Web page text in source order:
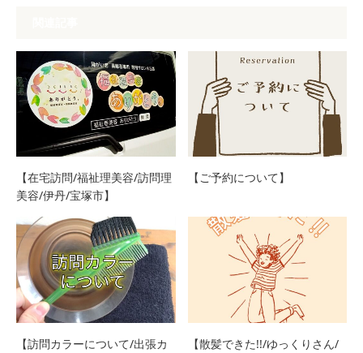
【在宅訪問/福祉理美容/訪問理
美容/伊丹/宝塚市】
【ご予約について】
【訪問カラーについて/出張カ
【散髪できた!!/ゆっくりさん/